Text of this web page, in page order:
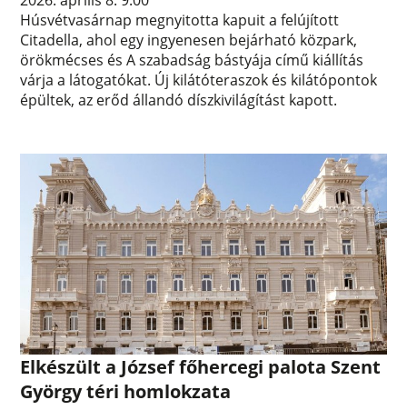
Húsvétvasárnap megnyitotta kapuit a felújított
Citadella, ahol egy ingyenesen bejárható közpark,
örökmécses és A szabadság bástyája című kiállítás
várja a látogatókat. Új kilátóteraszok és kilátópontok
épültek, az erőd állandó díszkivilágítást kapott.
Elkészült a József főhercegi palota Szent
György téri homlokzata